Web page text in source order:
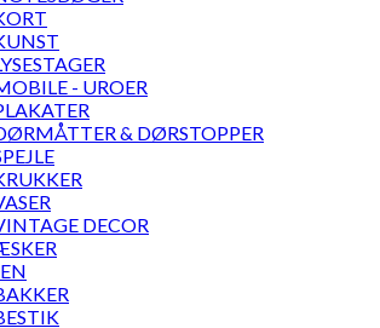
- UROER
& DØRSTOPPER
DECOR